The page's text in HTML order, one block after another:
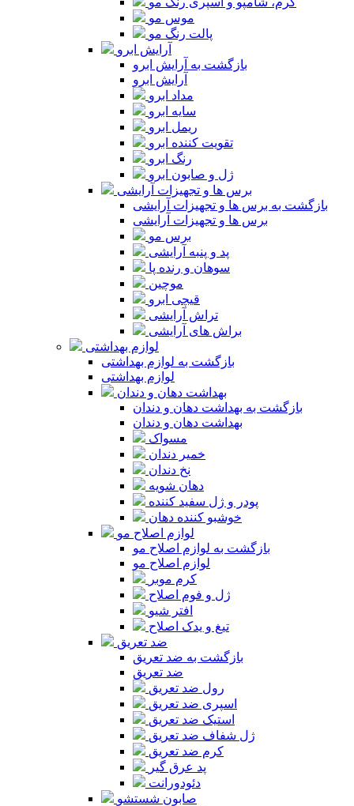
موس مو
پالت رنگ مو
آرایش ابرو
بازگشت به آرایش ابرو
آرایش ابرو
مداد ابرو
سایه ابرو
ریمل ابرو
تقویت کننده ابرو
رنگ ابرو
ژل و صابون ابرو
برس ها و تجهیزات آرایشی
بازگشت به برس ها و تجهیزات آرایشی
برس ها و تجهیزات آرایشی
برس مو
پد و پنبه آرایشی
سوهان و رنده پا
موچین
قیچی ابرو
تراش آرایشی
براش های آرایشی
لوازم بهداشتی
بازگشت به لوازم بهداشتی
لوازم بهداشتی
بهداشت دهان و دندان
بازگشت به بهداشت دهان و دندان
بهداشت دهان و دندان
مسواک
خمیر دندان
نخ دندان
دهان شویه
پودر و ژل سفید کننده
خوشبو کننده دهان
لوازم اصلاح مو
بازگشت به لوازم اصلاح مو
لوازم اصلاح مو
کرم موبر
ژل و فوم اصلاح
افتر شیو
تیغ و یدک اصلاح
ضد تعریق
بازگشت به ضد تعریق
ضد تعریق
رول ضد تعریق
اسپری ضد تعریق
استیک ضد تعریق
ژل شفاف ضد تعریق
کرم ضد تعریق
پد عرق گیر
دئودورانت
صابون شستشو